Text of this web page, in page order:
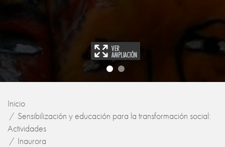
Inicio
Sensibilización y educación para la transformación social:
Actividades
Inaurora